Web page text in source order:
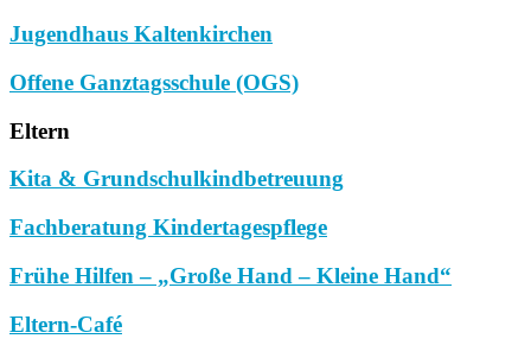
Jugendhaus Kaltenkirchen
Offene Ganztagsschule (OGS)
Eltern
Kita & Grundschulkindbetreuung
Fachberatung Kindertagespflege
Frühe Hilfen – „Große Hand – Kleine Hand“
Eltern-Café